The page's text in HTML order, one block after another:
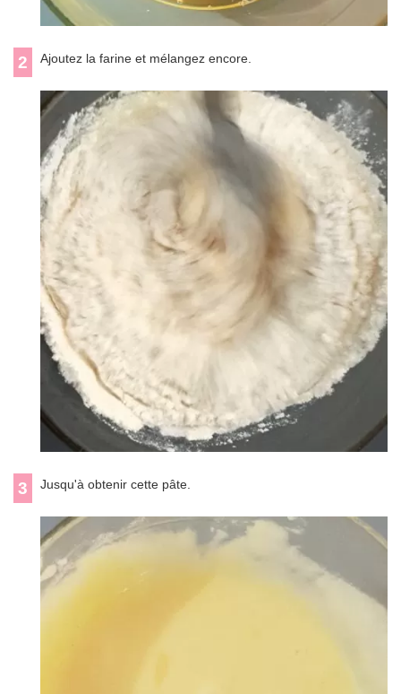
2 Ajoutez la farine et mélangez encore.
3 Jusqu'à obtenir cette pâte.